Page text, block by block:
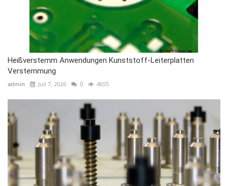
Heißverstemm Anwendungen Kunststoff-Leiterplatten
Verstemmung
admin Juli 7, 2026 0 4655